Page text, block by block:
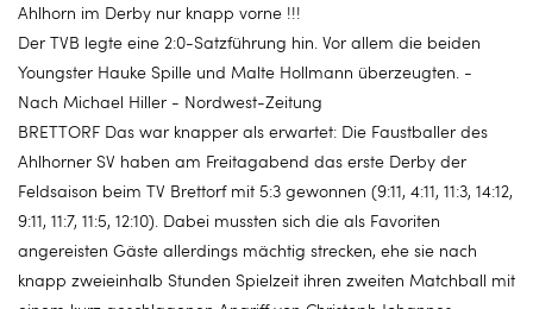
Ahlhorn im Derby nur knapp vorne !!!
Der TVB legte eine 2:0-Satzführung hin. Vor allem die beiden
Youngster Hauke Spille und Malte Hollmann überzeugten. -
Nach Michael Hiller - Nordwest-Zeitung
BRETTORF Das war knapper als erwartet: Die Faustballer des
Ahlhorner SV haben am Freitagabend das erste Derby der
Feldsaison beim TV Brettorf mit 5:3 gewonnen (9:11, 4:11, 11:3, 14:12,
9:11, 11:7, 11:5, 12:10). Dabei mussten sich die als Favoriten
angereisten Gäste allerdings mächtig strecken, ehe sie nach
knapp zweieinhalb Stunden Spielzeit ihren zweiten Matchball mit